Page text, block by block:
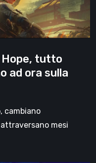
Hope, tutto
ad ora sulla
cambiano
mesi